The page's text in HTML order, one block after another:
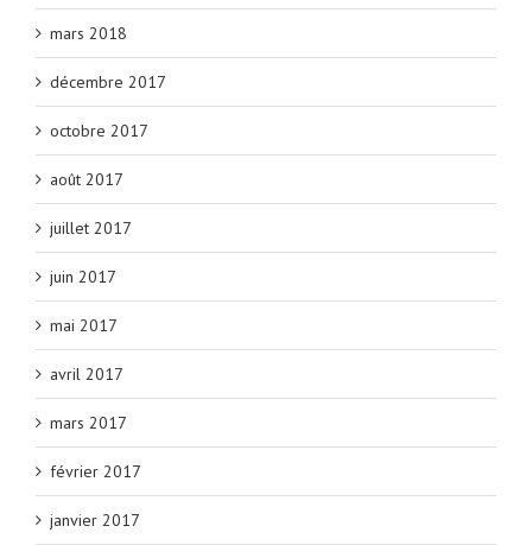
mars 2018
décembre 2017
octobre 2017
août 2017
juillet 2017
juin 2017
mai 2017
avril 2017
mars 2017
février 2017
janvier 2017